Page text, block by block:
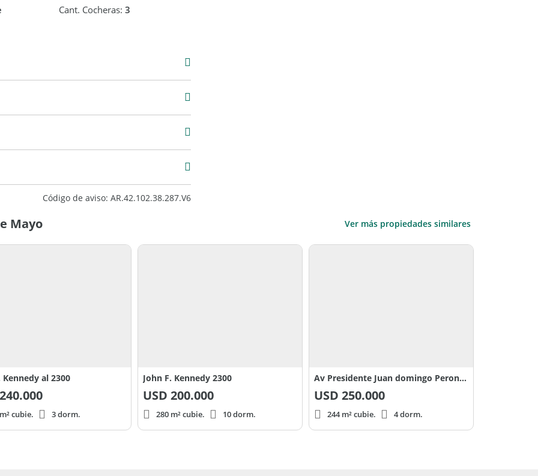
Excelente distribución. MUY LUMINOSA
Cant. Cocheras:3
Código de aviso: AR.42.102.38.287.V6
Mayo Ver más propiedades similares
Kennedy al 2300
240.000
cubie. 3 dorm.
John F. Kennedy 2300
USD 200.000
280 m² cubie. 10 dorm.
Av Presidente Juan domingo Peron al 2500
USD 250.000
244 m² cubie. 4 dorm.